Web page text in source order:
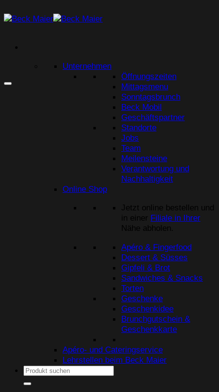
Inhalt
Unternehmen
Öffnungszeiten
Mittagsmenu
Sonntagsbrunch
Beck Mobil
Geschäftspartner
Standorte
Jobs
Team
Meilensteine
Verantwortung und
Nachhaltigkeit
Online Shop
Jetzt online bestellen und
in einer Filiale in Ihrer
Nähe abholen.
Apéro & Fingerfood
Dessert & Süsses
Gipfeli & Brot
Sandwiches & Snacks
Torten
Geschenke
Geschenkidee
Brunchgutschein &
Geschenkkarte
Apéro- und Cateringservice
Lehrstellen beim Beck Maier
Suchen